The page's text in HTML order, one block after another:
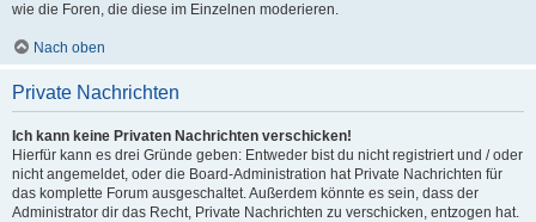
wie die Foren, die diese im Einzelnen moderieren.
Nach oben
Private Nachrichten
Ich kann keine Privaten Nachrichten verschicken!
Hierfür kann es drei Gründe geben: Entweder bist du nicht registriert und / oder
nicht angemeldet, oder die Board-Administration hat Private Nachrichten für
das komplette Forum ausgeschaltet. Außerdem könnte es sein, dass der
Administrator dir das Recht, Private Nachrichten zu verschicken, entzogen hat.